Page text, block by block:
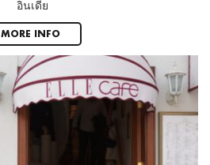
อินเดีย
MORE INFO